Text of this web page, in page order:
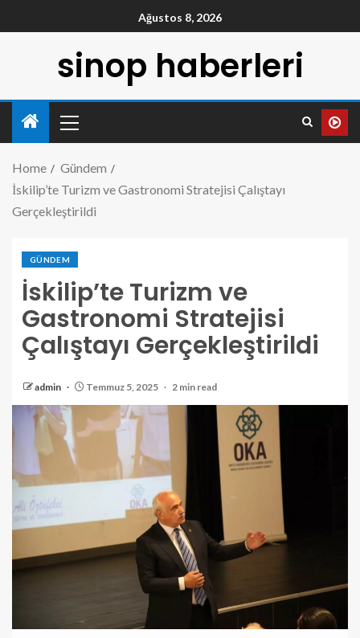
Ağustos 8, 2026
sinop haberleri
Home
Gündem
İskilip’te Turizm ve Gastronomi Stratejisi Çalıştayı
Gerçekleştirildi
GÜNDEM
İskilip’te Turizm ve
Gastronomi Stratejisi
Çalıştayı Gerçekleştirildi
admin Temmuz 5, 2025 2 min read